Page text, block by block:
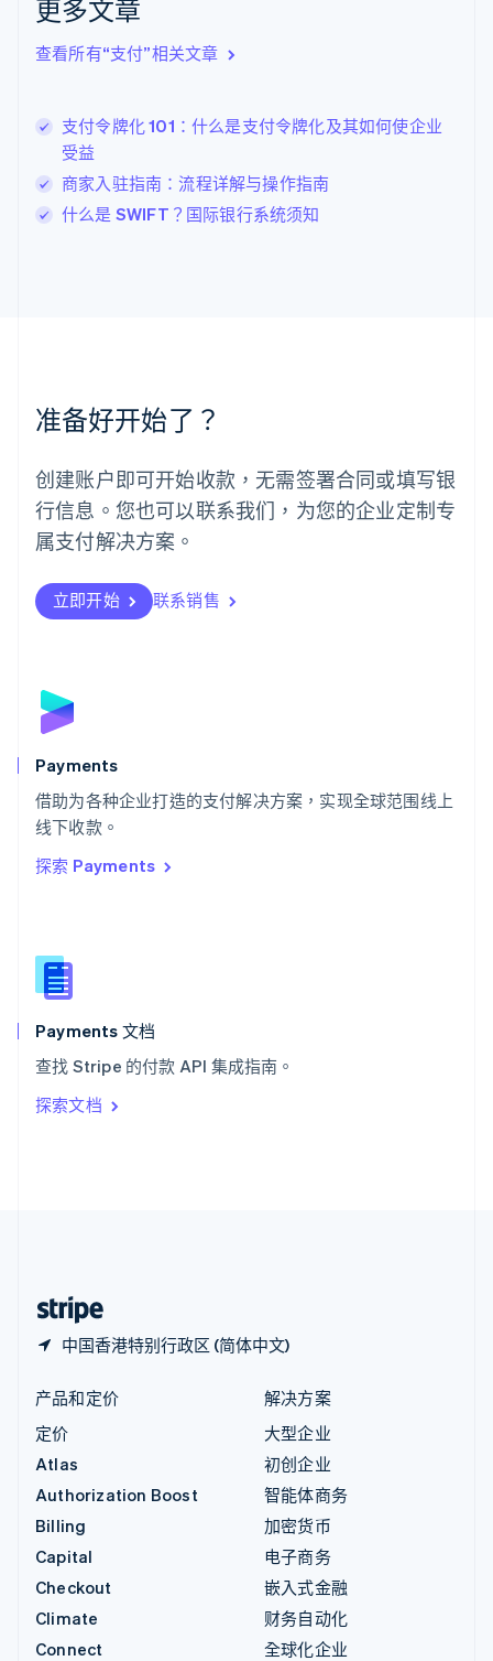
更多文章
查看所有“支付”相关文章
支付令牌化 101：什么是支付令牌化及其如何使企业
受益
商家入驻指南：流程详解与操作指南
什么是 SWIFT？国际银行系统须知
准备好开始了？
创建账户即可开始收款，无需签署合同或填写银
行信息。您也可以联系我们，为您的企业定制专
属支付解决方案。
立即开始 联系销售
Payments
借助为各种企业打造的支付解决方案，实现全球范围线上
线下收款。
探索 Payments
Payments 文档
查找 Stripe 的付款 API 集成指南。
探索文档
中国香港特别行政区 (简体中文)
拉脱维亚
立陶宛
DeutschEnglish
卢森堡
罗马尼亚
English
挪威
葡萄牙
Português English
日本
日本語English
瑞典
瑞士
DeutschFrançais
English
斯洛文尼亚
泰国
ไทยEnglish
希腊
English
西班牙
新西兰
English
匈牙利
English
ItalianoEnglish
印度
English
产品和定价
定价
Atlas
Authorization Boost
Billing
Capital
Checkout
Climate
Connect
解决方案
大型企业
初创企业
智能体商务
加密货币
电子商务
嵌入式金融
财务自动化
全球化企业